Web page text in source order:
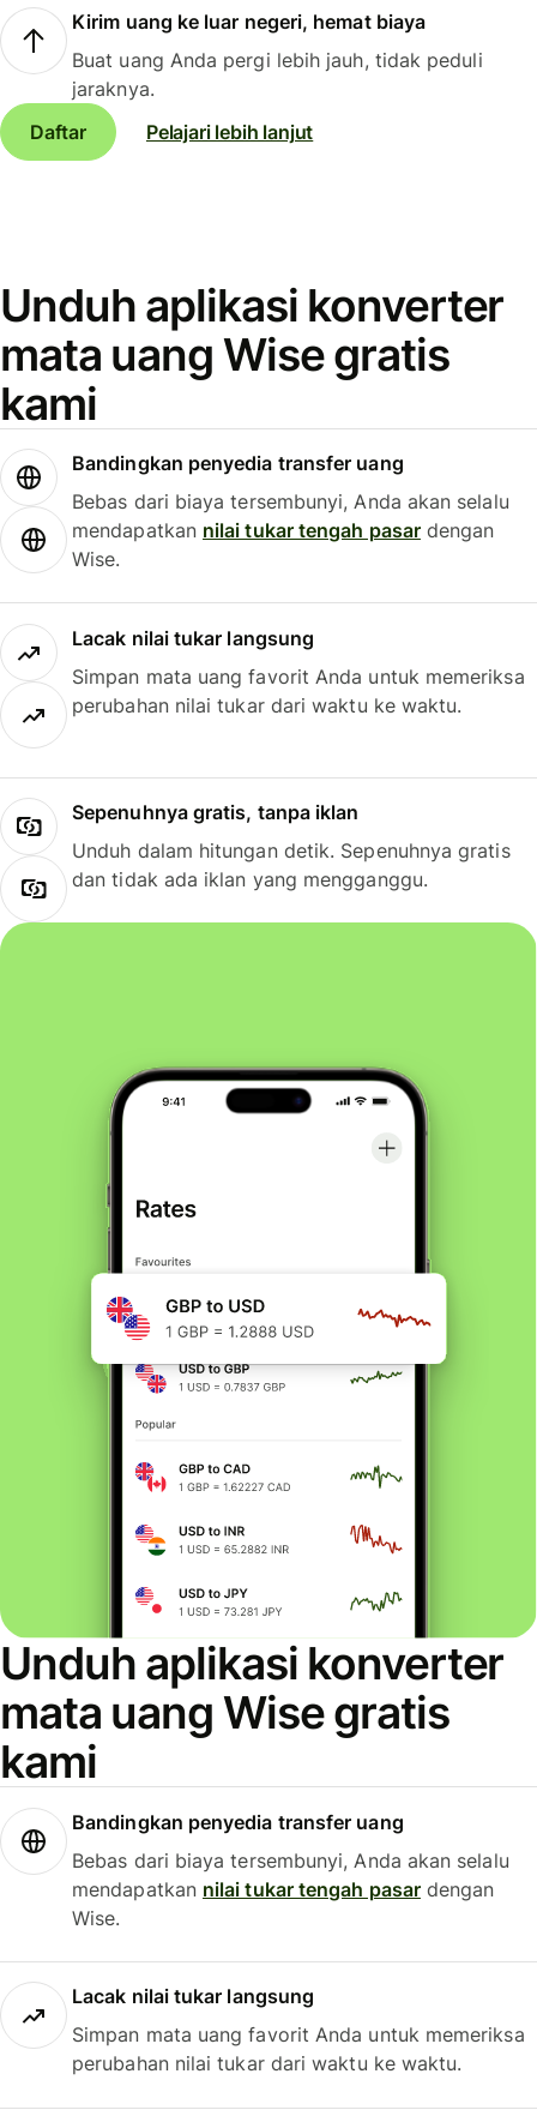
Kirim uang ke luar negeri, hemat biaya
Buat uang Anda pergi lebih jauh, tidak peduli
jaraknya.
Daftar
Pelajari lebih lanjut
Unduh aplikasi konverter
mata uang Wise gratis
kami
Bandingkan penyedia transfer uang
Bebas dari biaya tersembunyi, Anda akan selalu
mendapatkan nilai tukar tengah pasardengan
Wise.
Lacak nilai tukar langsung
Simpan mata uang favorit Anda untuk memeriksa
perubahan nilai tukar dari waktu ke waktu.
Sepenuhnya gratis, tanpa iklan
Unduh dalam hitungan detik. Sepenuhnya gratis
dan tidak ada iklan yang mengganggu.
Unduh aplikasi konverter
mata uang Wise gratis
kami
Bandingkan penyedia transfer uang
Bebas dari biaya tersembunyi, Anda akan selalu
mendapatkan nilai tukar tengah pasardengan
Wise.
Lacak nilai tukar langsung
Simpan mata uang favorit Anda untuk memeriksa
perubahan nilai tukar dari waktu ke waktu.